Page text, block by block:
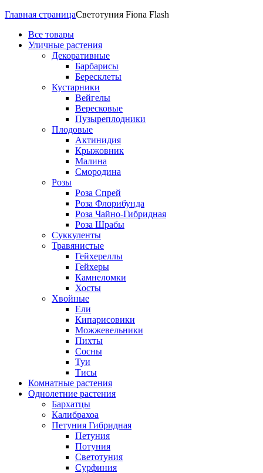
Главная страницаСветотуния Fiona Flash
Все товары
Уличные растения
Декоративные
Барбарисы
Бересклеты
Кустарники
Вейгелы
Вересковые
Пузыреплодники
Плодовые
Актинидия
Крыжовник
Малина
Смородина
Розы
Роза Спрей
Роза Флорибунда
Роза Чайно-Гибридная
Роза Шрабы
Суккуленты
Травянистые
Гейхереллы
Гейхеры
Камнеломки
Хосты
Хвойные
Ели
Кипарисовики
Можжевельники
Пихты
Сосны
Туи
Тисы
Комнатные растения
Однолетние растения
Бархатцы
Калибрахоа
Петуния Гибридная
Петуния
Потуния
Светотуния
Сурфиния